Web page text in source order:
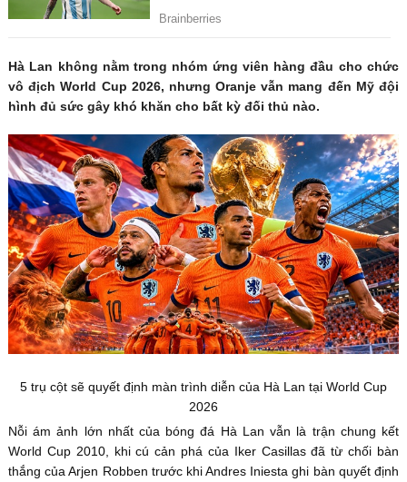
Hà Lan không nằm trong nhóm ứng viên hàng đầu cho chức
vô địch World Cup 2026, nhưng Oranje vẫn mang đến Mỹ đội
hình đủ sức gây khó khăn cho bất kỳ đối thủ nào.
5 trụ cột sẽ quyết định màn trình diễn của Hà Lan tại World Cup
2026
Nỗi ám ảnh lớn nhất của bóng đá Hà Lan vẫn là trận chung kết
World Cup 2010, khi cú cản phá của Iker Casillas đã từ chối bàn
thắng của Arjen Robben trước khi Andres Iniesta ghi bàn quyết định